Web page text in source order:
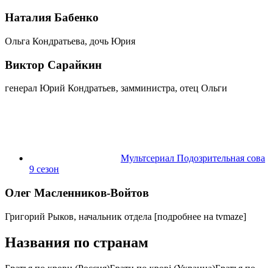
Наталия Бабенко
Ольга Кондратьева, дочь Юрия
Виктор Сарайкин
генерал Юрий Кондратьев, замминистра, отец Ольги
Мультсериал Подозрительная сова
9 сезон
Олег Масленников-Войтов
Григорий Рыков, начальник отдела [подробнее на tvmaze]
Названия по странам